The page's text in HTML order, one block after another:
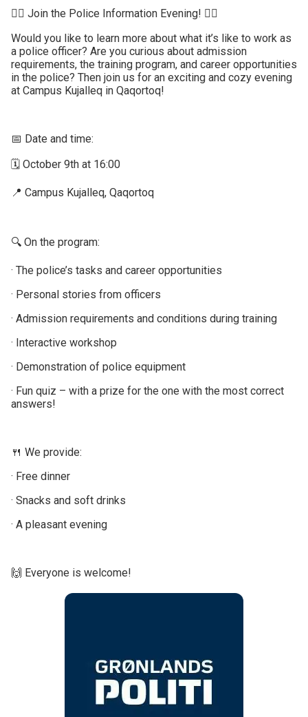
👮‍♀️ Join the Police Information Evening! 👮‍♂️
Would you like to learn more about what it’s like to work as
a police officer? Are you curious about admission
requirements, the training program, and career opportunities
in the police? Then join us for an exciting and cozy evening
at Campus Kujalleq in Qaqortoq!
📅 Date and time:
🗓 October 9th at 16:00
📍 Campus Kujalleq, Qaqortoq
🔍 On the program:
· The police’s tasks and career opportunities
· Personal stories from officers
· Admission requirements and conditions during training
· Interactive workshop
· Demonstration of police equipment
· Fun quiz – with a prize for the one with the most correct
answers!
🍴 We provide:
· Free dinner
· Snacks and soft drinks
· A pleasant evening
🙌 Everyone is welcome!